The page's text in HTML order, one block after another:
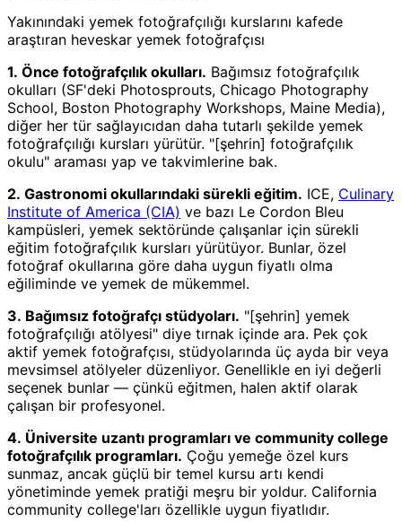
Yakınındaki yemek fotoğrafçılığı kurslarını kafede
araştıran heveskar yemek fotoğrafçısı
1. Önce fotoğrafçılık okulları. Bağımsız fotoğrafçılık
okulları (SF'deki Photosprouts, Chicago Photography
School, Boston Photography Workshops, Maine Media),
diğer her tür sağlayıcıdan daha tutarlı şekilde yemek
fotoğrafçılığı kursları yürütür. "[şehrin] fotoğrafçılık
okulu" araması yap ve takvimlerine bak.
2. Gastronomi okullarındaki sürekli eğitim. ICE, Culinary
Institute of America (CIA) ve bazı Le Cordon Bleu
kampüsleri, yemek sektöründe çalışanlar için sürekli
eğitim fotoğrafçılık kursları yürütüyor. Bunlar, özel
fotoğraf okullarına göre daha uygun fiyatlı olma
eğiliminde ve yemek de mükemmel.
3. Bağımsız fotoğrafçı stüdyoları. "[şehrin] yemek
fotoğrafçılığı atölyesi" diye tırnak içinde ara. Pek çok
aktif yemek fotoğrafçısı, stüdyolarında üç ayda bir veya
mevsimsel atölyeler düzenliyor. Genellikle en iyi değerli
seçenek bunlar — çünkü eğitmen, halen aktif olarak
çalışan bir profesyonel.
4. Üniversite uzantı programları ve community college
fotoğrafçılık programları. Çoğu yemeğe özel kurs
sunmaz, ancak güçlü bir temel kursu artı kendi
yönetiminde yemek pratiği meşru bir yoldur. California
community college'ları özellikle uygun fiyatlıdır.